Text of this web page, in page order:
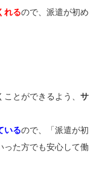
れるので、派遣が初め
とができるよう、 サ
いるので、「派遣が初
った方でも安心して働